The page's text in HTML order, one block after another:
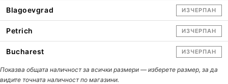
Blagoevgrad ИЗЧЕРПАН
Petrich ИЗЧЕРПАН
Bucharest ИЗЧЕРПАН
Показва общата наличност за всички размери — изберете размер, за да
видите точната наличност по магазини.